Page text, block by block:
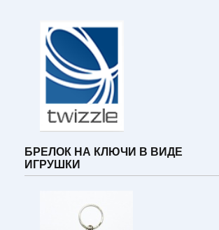
БРЕЛОК НА КЛЮЧИ В ВИДЕ
ИГРУШКИ